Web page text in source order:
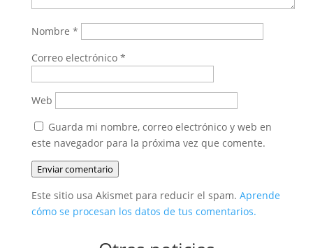
Nombre *
Correo electrónico *
Web
Guarda mi nombre, correo electrónico y web en
este navegador para la próxima vez que comente.
Enviar comentario
Este sitio usa Akismet para reducir el spam. Aprende
cómo se procesan los datos de tus comentarios.